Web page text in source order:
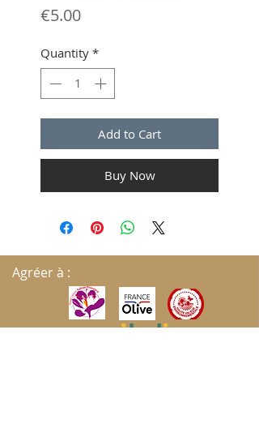
€5.00Price
Quantity *
Add to Cart
Buy Now
Agréer à :